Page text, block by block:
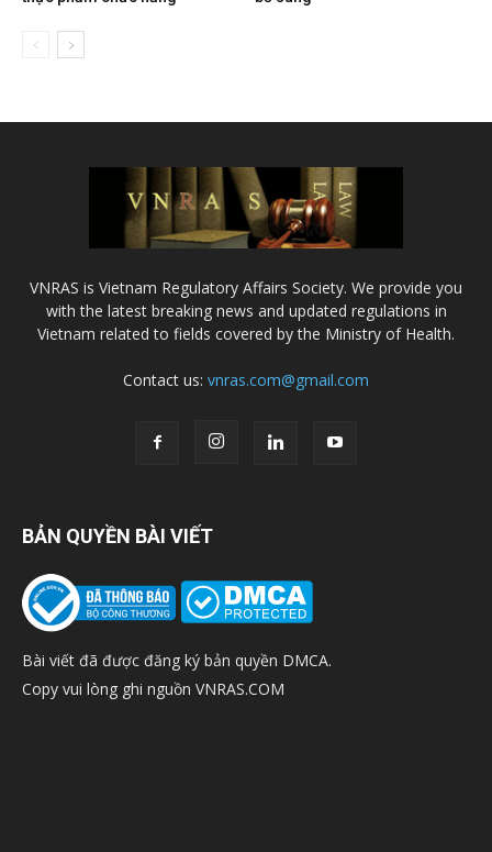
VNRAS is Vietnam Regulatory Affairs Society. We provide you
with the latest breaking news and updated regulations in
Vietnam related to fields covered by the Ministry of Health.
Contact us: vnras.com@gmail.com
BẢN QUYỀN BÀI VIẾT
Bài viết đã được đăng ký bản quyền DMCA.
Copy vui lòng ghi nguồn VNRAS.COM